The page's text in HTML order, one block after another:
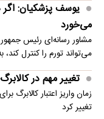
یوسف پزشکیان:
می‌خورد
مشاور رسانه‌ای رئیس
می‌تواند تورم را کنترل کند،
تغییر مهم در
زمان واریز اعتبار کالابرگ
تغییر کرد